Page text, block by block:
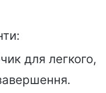
для легкого,